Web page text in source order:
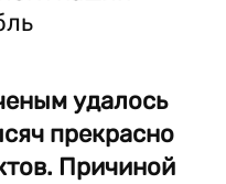
удалось
прекрасно
Причиной